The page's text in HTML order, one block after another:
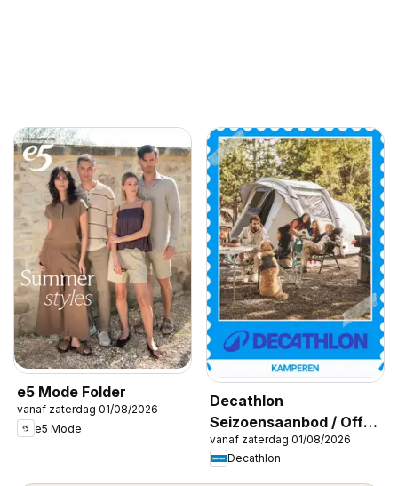
e5 Mode Folder
vanaf zaterdag 01/08/2026
e5 Mode
Decathlon
Seizoensaanbod / Offre
saisonnière
vanaf zaterdag 01/08/2026
Decathlon